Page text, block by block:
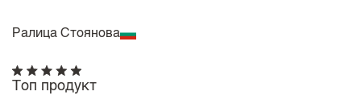
Ралица Стоянова
Топ продукт